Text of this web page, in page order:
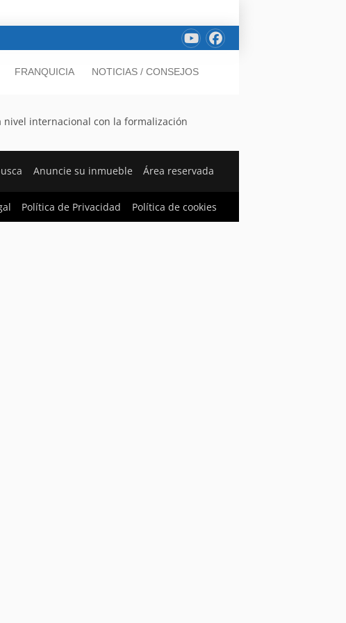
FRANQUICIA NOTICIAS / CONSEJOS
internacional con la formalización
Anuncie su inmueble Área reservada
Política de Privacidad Política de cookies